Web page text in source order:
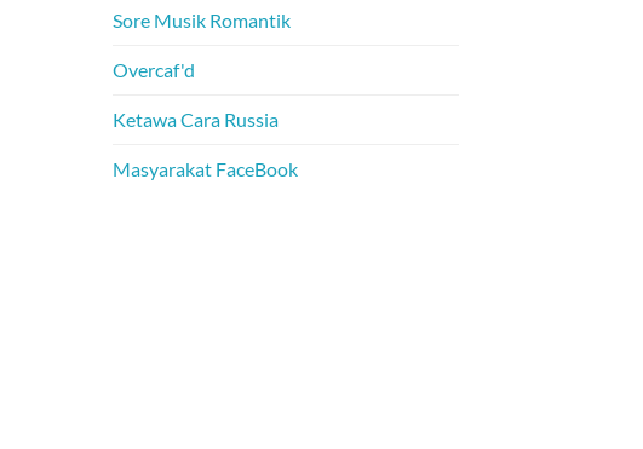
Sore Musik Romantik
Overcaf'd
Ketawa Cara Russia
Masyarakat FaceBook